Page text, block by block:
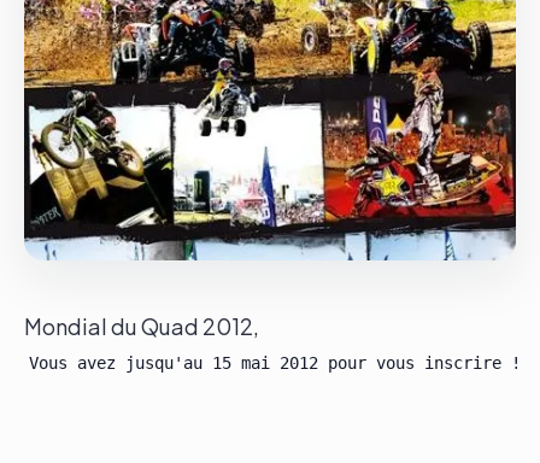
Le groupe
Contact
Mondial du Quad 2012,
Vous avez jusqu'au 15 mai 2012 pour vous inscrire !